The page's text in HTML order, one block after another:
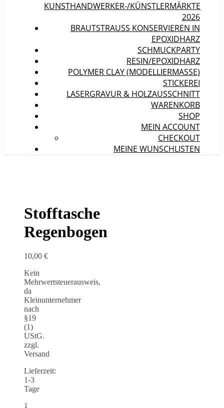
KUNSTHANDWERKER-/KÜNSTLERMÄRKTE
2026
BRAUTSTRAUSS KONSERVIEREN IN E
POXIDHARZ
SCHMUCKPARTY
RESIN/EPOXIDHARZ
POLYMER CLAY (MODELLIERMASSE)
STICKEREI
LASERGRAVUR & HOLZAUSSCHNITT
WARENKORB
SHOP
MEIN ACCOUNT
CHECKOUT
MEINE WUNSCHLISTEN
Stofftasche
Regenbogen
10,00 €
Kein
Mehrwertsteuerausweis,
da
Kleinunternehmer
nach
§19
(1)
UStG.
zzgl.
Versand
Lieferzeit:
1-3
Tage
1